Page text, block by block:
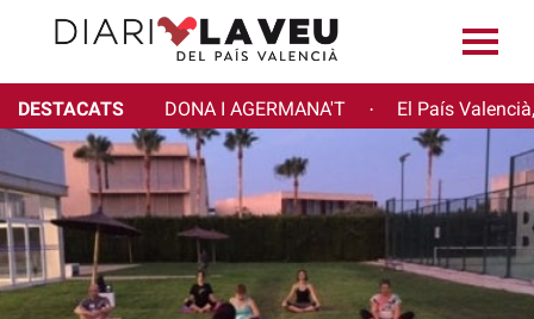
DESTACATS DONA I AGERMANA'T · El País